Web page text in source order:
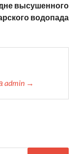
высушенного
водопада
admin →